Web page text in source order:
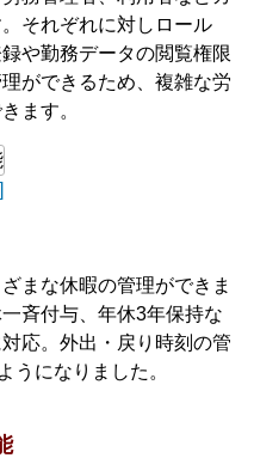
それぞれに対しロール
や勤務データの閲覧権限
ができるため、複雑な労
ます。
まな休暇の管理ができま
斉付与、年休3年保持な
応。外出・戻り時刻の管
うになりました。